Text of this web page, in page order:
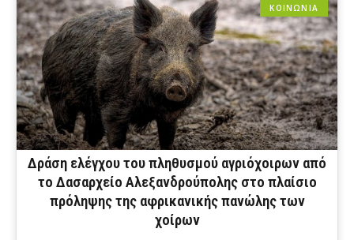
ΚΟΙΝΩΝΙΑ
Δράση ελέγχου του πληθυσμού αγριόχοιρων από
το Δασαρχείο Αλεξανδρούπολης στο πλαίσιο
πρόληψης της αφρικανικής πανώλης των
χοίρων